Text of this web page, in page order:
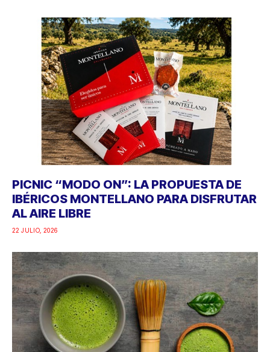
PICNIC “MODO ON”: LA PROPUESTA DE
IBÉRICOS MONTELLANO PARA DISFRUTAR
AL AIRE LIBRE
22 JULIO, 2026